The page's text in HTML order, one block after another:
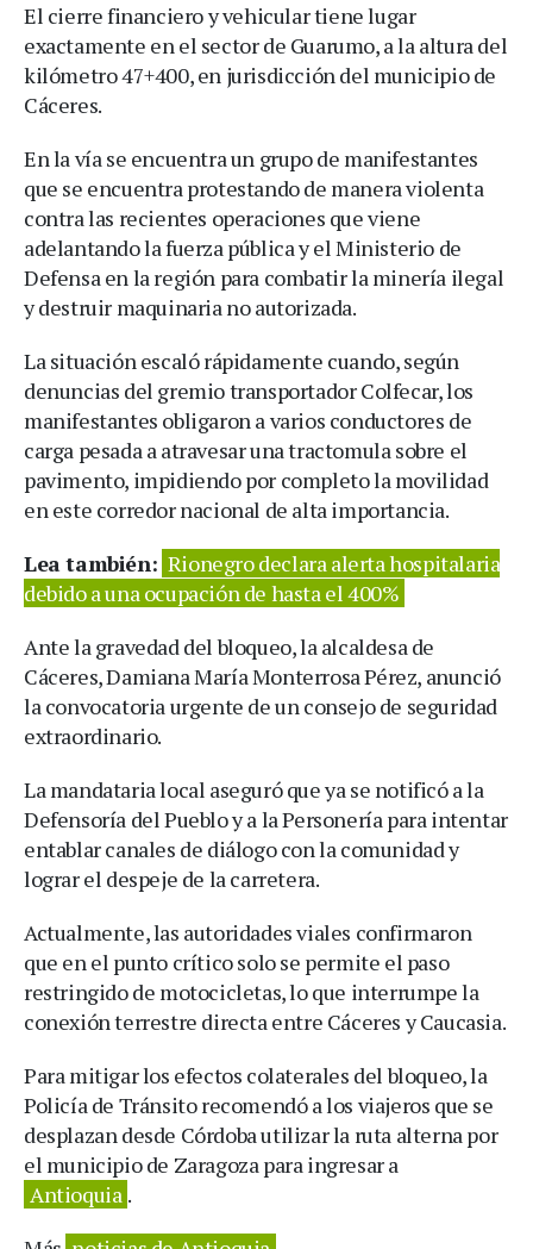
El cierre financiero y vehicular tiene lugar
exactamente en el sector de Guarumo, a la altura del
kilómetro 47+400, en jurisdicción del municipio de
Cáceres.
En la vía se encuentra un grupo de manifestantes
que se encuentra protestando de manera violenta
contra las recientes operaciones que viene
adelantando la fuerza pública y el Ministerio de
Defensa en la región para combatir la minería ilegal
y destruir maquinaria no autorizada.
La situación escaló rápidamente cuando, según
denuncias del gremio transportador Colfecar, los
manifestantes obligaron a varios conductores de
carga pesada a atravesar una tractomula sobre el
pavimento, impidiendo por completo la movilidad
en este corredor nacional de alta importancia.
Lea también: Rionegro declara alerta hospitalaria
debido a una ocupación de hasta el 400%
Ante la gravedad del bloqueo, la alcaldesa de
Cáceres, Damiana María Monterrosa Pérez, anunció
la convocatoria urgente de un consejo de seguridad
extraordinario.
La mandataria local aseguró que ya se notificó a la
Defensoría del Pueblo y a la Personería para intentar
entablar canales de diálogo con la comunidad y
lograr el despeje de la carretera.
Actualmente, las autoridades viales confirmaron
que en el punto crítico solo se permite el paso
restringido de motocicletas, lo que interrumpe la
conexión terrestre directa entre Cáceres y Caucasia.
Para mitigar los efectos colaterales del bloqueo, la
Policía de Tránsito recomendó a los viajeros que se
desplazan desde Córdoba utilizar la ruta alterna por
el municipio de Zaragoza para ingresar a
Antioquia .